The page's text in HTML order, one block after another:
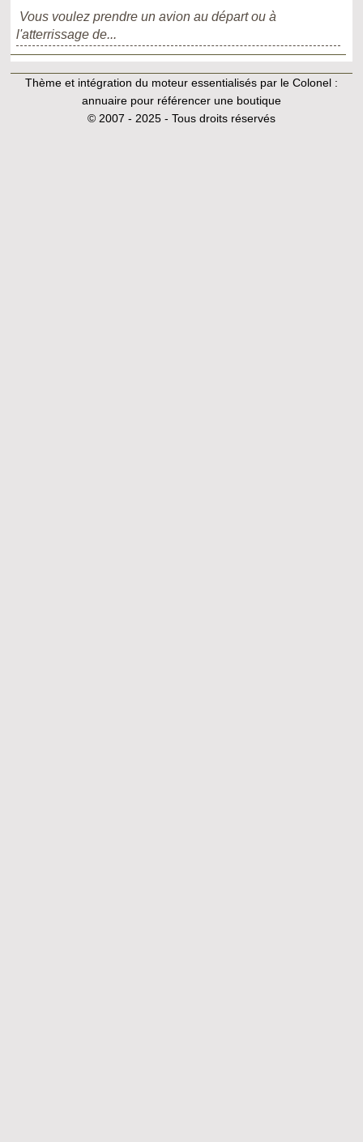
Vous voulez prendre un avion au départ ou à
l'atterrissage de...
Thème et intégration du moteur essentialisés par le Colonel :
annuaire pour référencer une boutique
© 2007 - 2025 - Tous droits réservés